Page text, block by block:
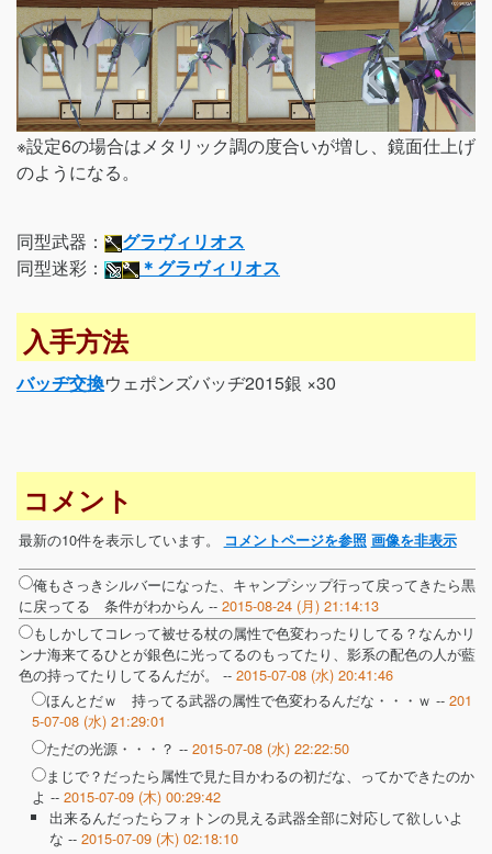
※設定6の場合はメタリック調の度合いが増し、鏡面仕上げ
のようになる。
同型武器：
グラヴィリオス
同型迷彩：
＊グラヴィリオス
入手方法
バッヂ交換ウェポンズバッヂ2015銀 ×30
コメント
最新の10件を表示しています。 コメントページを参照 画像を非表示
俺もさっきシルバーになった、キャンプシップ行って戻ってきたら黒
に戻ってる 条件がわからん -- 2015-08-24 (月) 21:14:13
もしかしてコレって被せる杖の属性で色変わったりしてる？なんかリ
ンナ海来てるひとが銀色に光ってるのもってたり、影系の配色の人が藍
色の持ってたりしてるんだが。 -- 2015-07-08 (水) 20:41:46
ほんとだｗ 持ってる武器の属性で色変わるんだな・・・ｗ -- 201
5-07-08 (水) 21:29:01
ただの光源・・・？ -- 2015-07-08 (水) 22:22:50
まじで？だったら属性で見た目かわるの初だな、ってかできたのか
よ -- 2015-07-09 (木) 00:29:42
出来るんだったらフォトンの見える武器全部に対応して欲しいよ
な -- 2015-07-09 (木) 02:18:10